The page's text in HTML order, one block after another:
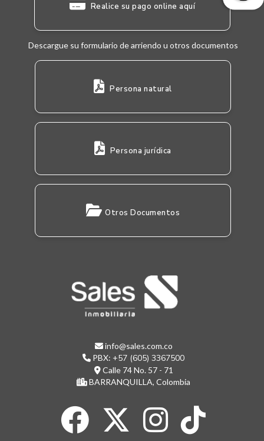
Realice su pago online aquí
Descargue su formulario de arriendo u otros documentos
Persona natural
Persona jurídica
Otros Documentos
info@sales.com.co
PBX: +57 (605) 3367500
Calle 74 No. 57 - 71
BARRANQUILLA, Colombia